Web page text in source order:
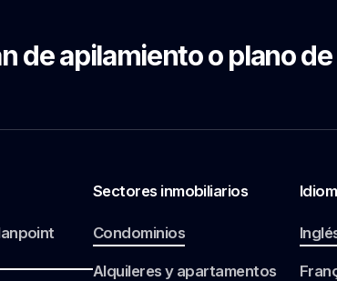
de apilamiento o plano
Sectores inmobiliarios
Condominios
Alquileres y apartamentos